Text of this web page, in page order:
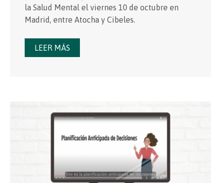
la Salud Mental el viernes 10 de octubre en
Madrid, entre Atocha y Cibeles.
LEER MÁS